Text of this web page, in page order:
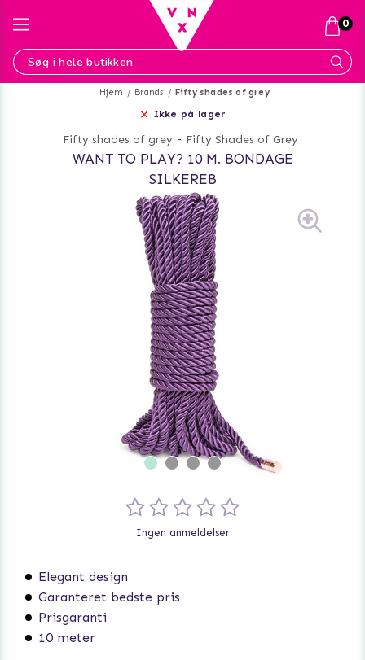
Hjem Brands Fifty shades of grey
Ikke på lager
Fifty shades of grey - Fifty Shades of Grey
WANT TO PLAY? 10 M. BONDAGE
SILKEREB
Elegant design
Garanteret bedste pris
Prisgaranti
10 meter
Ingen anmeldelser
0